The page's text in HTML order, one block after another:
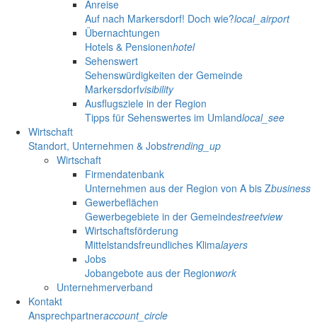
Anreise
Auf nach Markersdorf! Doch wie?local_airport
Übernachtungen
Hotels & Pensionenhotel
Sehenswert
Sehenswürdigkeiten der Gemeinde
Markersdorfvisibility
Ausflugsziele in der Region
Tipps für Sehenswertes im Umlandlocal_see
Wirtschaft
Standort, Unternehmen & Jobstrending_up
Wirtschaft
Firmendatenbank
Unternehmen aus der Region von A bis Zbusiness
Gewerbeflächen
Gewerbegebiete in der Gemeindestreetview
Wirtschaftsförderung
Mittelstandsfreundliches Klimalayers
Jobs
Jobangebote aus der Regionwork
Unternehmerverband
Kontakt
Ansprechpartneraccount_circle